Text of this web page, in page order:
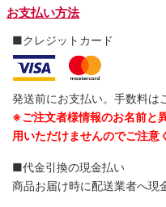
お支払い方法
■クレジットカード
発送前にお支払い。手数料は
※ご注文者様情報のお名前と
用いただけませんのでご注意
■代金引換の現金払い
商品お届け時に配送業者へ現